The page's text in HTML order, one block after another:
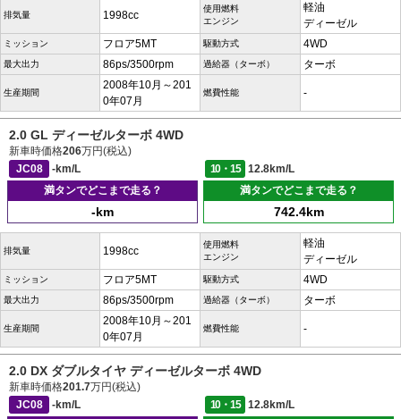
排気量 1998cc
使用燃料
エンジン
軽油
ディーゼル
ミッション フロア5MT 駆動方式 4WD
最大出力 86ps/3500rpm 過給器（ターボ） ターボ
生産期間
2008年10月～201
0年07月
燃費性能 -
2.0 GL ディーゼルターボ 4WD
新車時価格206万円(税込)
JC08
-km/L 10・15
12.8km/L
満タンでどこまで走る？
-km
満タンでどこまで走る？
742.4km
排気量 1998cc
使用燃料
エンジン
軽油
ディーゼル
ミッション フロア5MT 駆動方式 4WD
最大出力 86ps/3500rpm 過給器（ターボ） ターボ
生産期間
2008年10月～201
0年07月
燃費性能 -
2.0 DX ダブルタイヤ ディーゼルターボ 4WD
新車時価格201.7万円(税込)
JC08
-km/L 10・15
12.8km/L